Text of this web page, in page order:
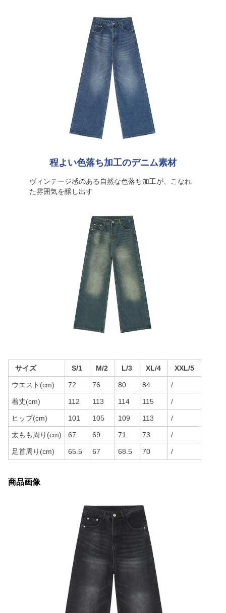
程よい色落ち加工のデニム素材
ヴィンテージ感のある自然な色落ち加工が、こなれ
た雰囲気を醸し出す
サイズ S/1 M/2 L/3 XL/4 XXL/5
ウエスト(cm) 72 76 80 84 /
着丈(cm) 112 113 114 115 /
ヒップ(cm) 101 105 109 113 /
太もも周り(cm) 67 69 71 73 /
足首周り(cm) 65.5 67 68.5 70 /
商品画像